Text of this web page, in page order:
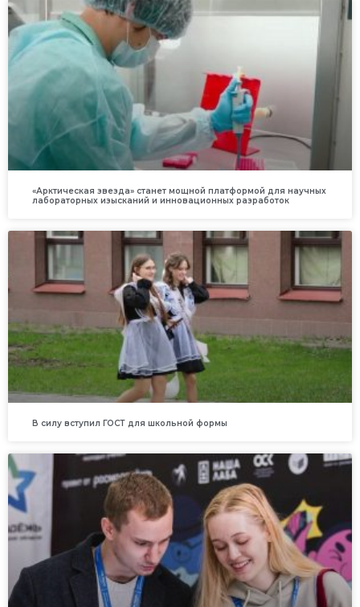
«Арктическая звезда» станет мощной платформой для научных
лабораторных изысканий и инновационных разработок
В силу вступил ГОСТ для школьной формы